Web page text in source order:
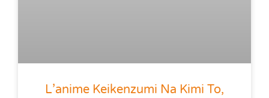
L’anime Keikenzumi Na Kimi To,